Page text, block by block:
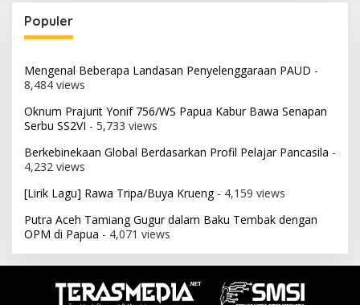
Populer
Mengenal Beberapa Landasan Penyelenggaraan PAUD -
8,484 views
Oknum Prajurit Yonif 756/WS Papua Kabur Bawa Senapan
Serbu SS2VI - 5,733 views
Berkebinekaan Global Berdasarkan Profil Pelajar Pancasila -
4,232 views
[Lirik Lagu] Rawa Tripa/Buya Krueng- 4,159 views
Putra Aceh Tamiang Gugur dalam Baku Tembak dengan
OPM di Papua - 4,071 views